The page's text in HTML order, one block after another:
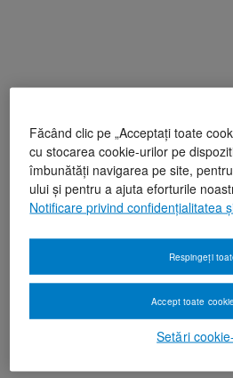
Făcând clic pe „Acceptați toate
cu stocarea cookie-urilor pe
îmbunătăți navigarea pe site,
ului și pentru a ajuta eforturile
Notificare privind confidențialitatea
Setări
Respingeți
Accept toate